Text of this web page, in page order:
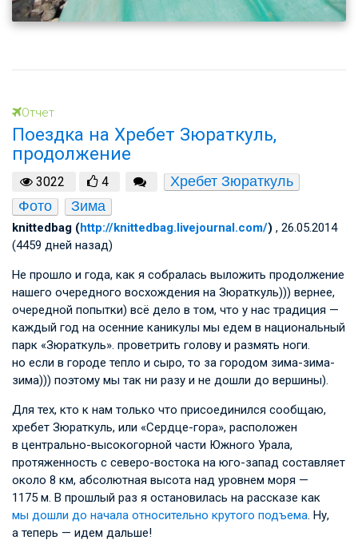
Отчет
Поездка на Хребет Зюраткуль,
продолжение
3022 4
Хребет Зюраткуль
Фото
Зима
knittedbag (http://knittedbag.livejournal.com/) , 26.05.2014
(4459 дней назад)
Не прошло и года, как я собралась выложить продолжение
нашего очередного восхождения на Зюраткуль))) вернее,
очередной попытки) всё дело в том, что у нас традиция —
каждый год на осенние каникулы мы едем в национальный
парк «Зюраткуль». проветрить голову и размять ноги.
но если в городе тепло и сыро, то за городом зима-зима-
зима))) поэтому мы так ни разу и не дошли до вершины).
Для тех, кто к нам только что присоединился сообщаю,
хребет Зюраткуль, или «Сердце-гора», расположен
в центрально-высокогорной части Южного Урала,
протяженность с северо-востока на юго-запад составляет
около 8 км, абсолютная высота над уровнем моря —
1175 м. В прошлый раз я остановилась на рассказе как
мы дошли до начала относительно крутого подъема. Ну,
а теперь — идем дальше!